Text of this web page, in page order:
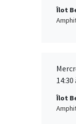
Îlot
14:30
Îlot